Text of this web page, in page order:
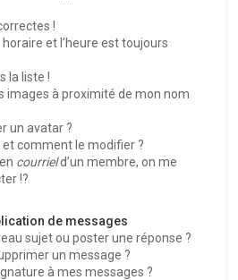
!
et l’heure est toujours
la liste !
images à proximité de mon nom
un avatar ?
et comment le modifier ?
courrield’un membre, on me
!?
de messages
sujet ou poster une réponse ?
un message ?
à mes messages ?